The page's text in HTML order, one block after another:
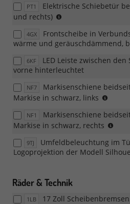
Sonder
Lackierung
(9214,
9216,
9015,
9530)
PT1
Elektrische Schiebetür
und rechts)
Verbindung
mit
4GX
Frontscheibe in
wärme und geräuschdämmend,
6KF
LED Leiste zwischen
vorne hinterleuchtet
NF7
Markisenschiene
Markise in schwarz, links
von
links
rechts
NF1
Markisenschiene
Markise in schwarz, rechts
von
9TJ
Umfeldbeleuchtung im
Logoprojektion der Modell
Räder & Technik
1LB
17 Zoll